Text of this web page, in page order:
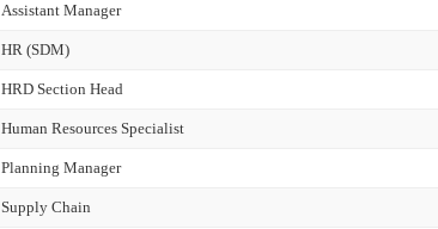
Assistant Manager
HR (SDM)
HRD Section Head
Human Resources Specialist
Planning Manager
Supply Chain